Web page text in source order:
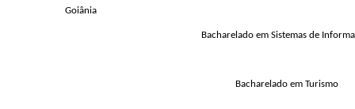
Goiânia
Bacharelado em Sistemas de
Bacharelado em Turismo